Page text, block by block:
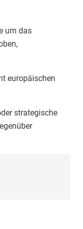
um das
europäischen
strategische